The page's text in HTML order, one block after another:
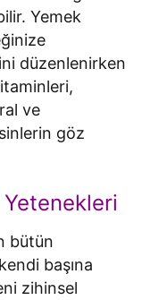
Yemek
düzenlenirken
ve
göz
bütün
başına
zihinsel